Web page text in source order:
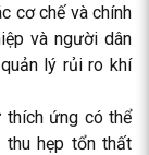
cơ chế và chính
và người dân
lý rủi ro khí
thích ứng có thể
thu hẹp tổn thất